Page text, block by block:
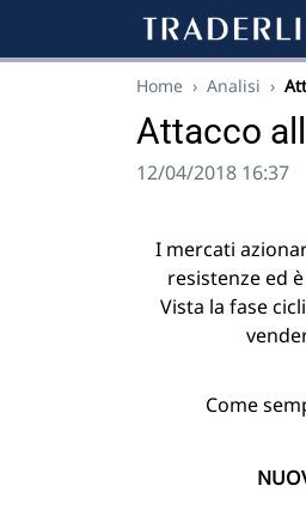
Home › Analisi ›
Attacco
12/04/2018 16:37
I mercati
resistenze ed
Vista la fase
Come